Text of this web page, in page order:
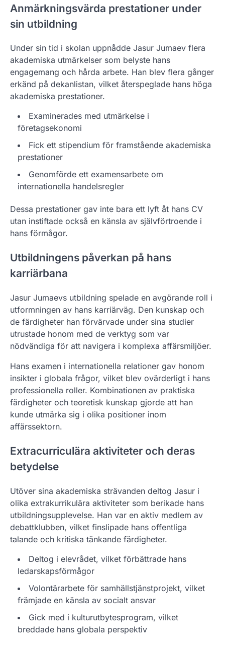
Anmärkningsvärda prestationer under
sin utbildning
Under sin tid i skolan uppnådde Jasur Jumaev flera
akademiska utmärkelser som belyste hans
engagemang och hårda arbete. Han blev flera gånger
erkänd på dekanlistan, vilket återspeglade hans höga
akademiska prestationer.
Examinerades med utmärkelse i
företagsekonomi
Fick ett stipendium för framstående akademiska
prestationer
Genomförde ett examensarbete om
internationella handelsregler
Dessa prestationer gav inte bara ett lyft åt hans CV
utan instiftade också en känsla av självförtroende i
hans förmågor.
Utbildningens påverkan på hans
karriärbana
Jasur Jumaevs utbildning spelade en avgörande roll i
utformningen av hans karriärväg. Den kunskap och
de färdigheter han förvärvade under sina studier
utrustade honom med de verktyg som var
nödvändiga för att navigera i komplexa affärsmiljöer.
Hans examen i internationella relationer gav honom
insikter i globala frågor, vilket blev ovärderligt i hans
professionella roller. Kombinationen av praktiska
färdigheter och teoretisk kunskap gjorde att han
kunde utmärka sig i olika positioner inom
affärssektorn.
Extracurriculära aktiviteter och deras
betydelse
Utöver sina akademiska strävanden deltog Jasur i
olika extrakurrikulära aktiviteter som berikade hans
utbildningsupplevelse. Han var en aktiv medlem av
debattklubben, vilket finslipade hans offentliga
talande och kritiska tänkande färdigheter.
Deltog i elevrådet, vilket förbättrade hans
ledarskapsförmågor
Volontärarbete för samhällstjänstprojekt, vilket
främjade en känsla av socialt ansvar
Gick med i kulturutbytesprogram, vilket
breddade hans globala perspektiv